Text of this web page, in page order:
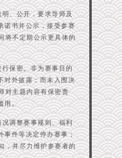
、公开，要求导师及
诺书并公示，接受参赛
将不定期公示更具体的
保密。非为赛事目的
对外披露；而未入围决
对主题内容有保密责
用。
调整赛事规则、福利
事件等决定停办赛事；
，并尽力维护参赛者的